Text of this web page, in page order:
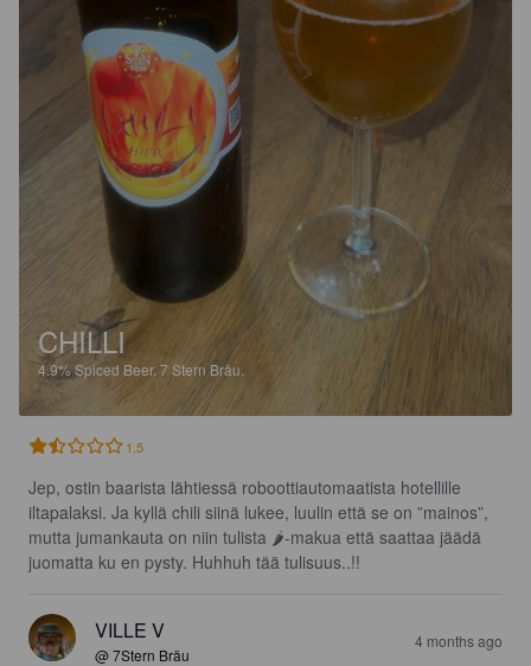
CHILLI
4.9%Spiced Beer. 7 Stern Bräu.
1.5
Jep, ostin baarista lähtiessä roboottiautomaatista hotellille
iltapalaksi. Ja kyllä chili siinä lukee, luulin että se on ”mainos”,
mutta jumankauta on niin tulista 🌶️-makua että saattaa jäädä
juomatta ku en pysty. Huhhuh tää tulisuus..!!
VILLE V
@ 7Stern Bräu
4 months ago